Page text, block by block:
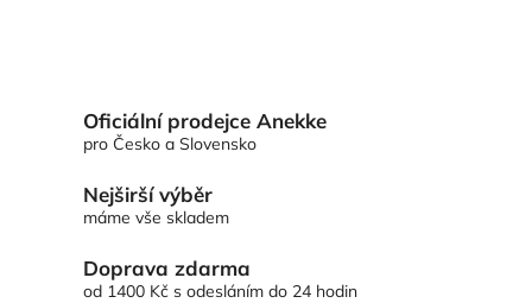
Oficiální prodejce Anekke
pro Česko a Slovensko
Nejširší výběr
máme vše skladem
Doprava zdarma
od 1400 Kč s odesláním do 24 hodin